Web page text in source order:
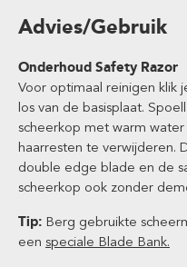
Advies/Gebruik
Onderhoud Safety Razor
Voor optimaal reinigen klik
los van de basisplaat.
scheerkop met warm
haarresten te verwijderen.
double edge blade en de
scheerkop ook zonder
Tip: Berg gebruikte
een speciale Blade Bank.